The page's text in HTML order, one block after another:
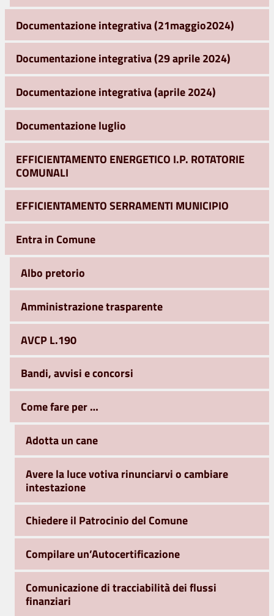
Documentazione integrativa (21maggio2024)
Documentazione integrativa (29 aprile 2024)
Documentazione integrativa (aprile 2024)
Documentazione luglio
EFFICIENTAMENTO ENERGETICO I.P. ROTATORIE
COMUNALI
EFFICIENTAMENTO SERRAMENTI MUNICIPIO
Entra in Comune
Albo pretorio
Amministrazione trasparente
AVCP L.190
Bandi, avvisi e concorsi
Come fare per …
Adotta un cane
Avere la luce votiva rinunciarvi o cambiare
intestazione
Chiedere il Patrocinio del Comune
Compilare un’Autocertificazione
Comunicazione di tracciabilità dei flussi
finanziari